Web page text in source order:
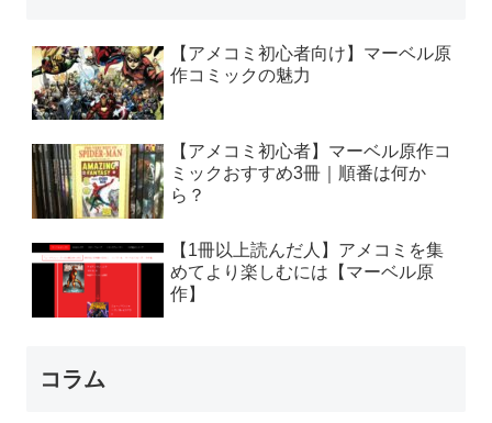
【アメコミ初心者向け】マーベル原
作コミックの魅力
【アメコミ初心者】マーベル原作コ
ミックおすすめ3冊｜順番は何か
ら？
【1冊以上読んだ人】アメコミを集
めてより楽しむには【マーベル原
作】
コラム